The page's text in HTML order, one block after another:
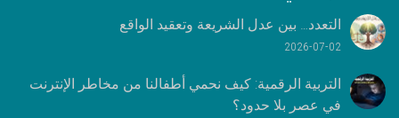
التعدد… بين عدل الشريعة وتعقيد الواقع
2026-07-02
التربية الرقمية: كيف نحمي أطفالنا من مخاطر الإنترنت
في عصر بلا حدود؟